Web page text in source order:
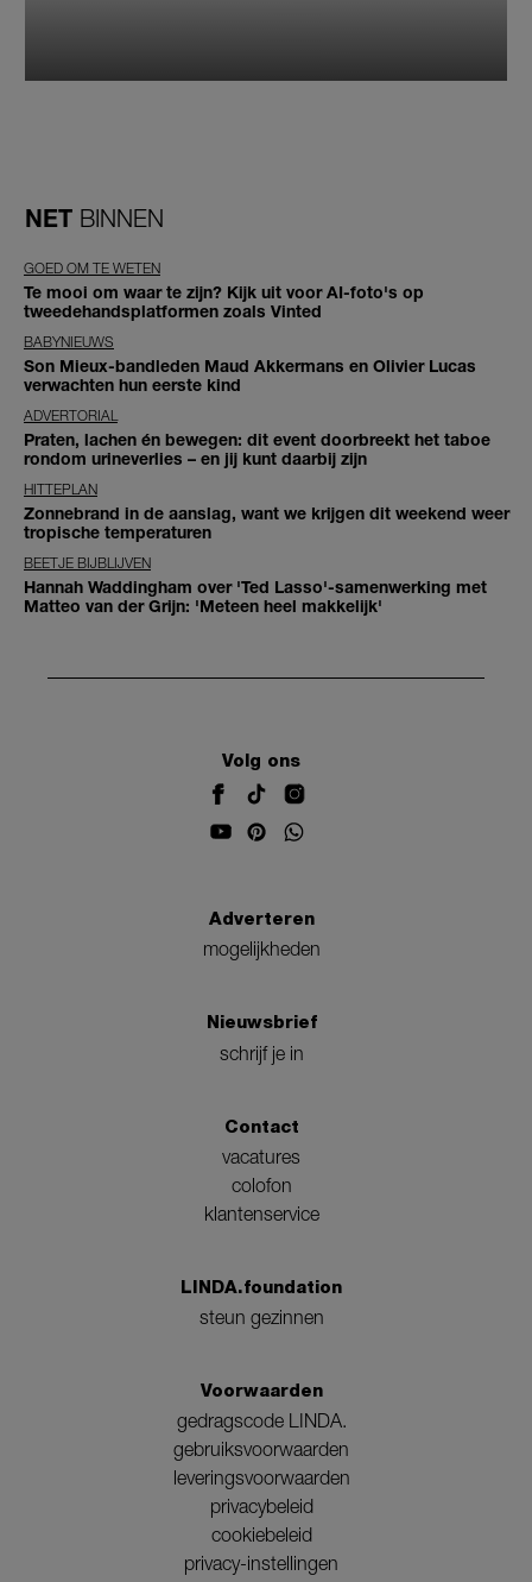
NET BINNEN
GOED OM TE WETEN
Te mooi om waar te zijn? Kijk uit voor AI-foto's op
tweedehandsplatformen zoals Vinted
BABYNIEUWS
Son Mieux-bandleden Maud Akkermans en Olivier Lucas
verwachten hun eerste kind
ADVERTORIAL
Praten, lachen én bewegen: dit event doorbreekt het taboe
rondom urineverlies – en jij kunt daarbij zijn
HITTEPLAN
Zonnebrand in de aanslag, want we krijgen dit weekend weer
tropische temperaturen
BEETJE BIJBLIJVEN
Hannah Waddingham over 'Ted Lasso'-samenwerking met
Matteo van der Grijn: 'Meteen heel makkelijk'
Volg ons
Adverteren
mogelijkheden
Nieuwsbrief
schrijf je in
Contact
vacatures
colofon
klantenservice
LINDA.foundation
steun gezinnen
Voorwaarden
gedragscode LINDA.
gebruiksvoorwaarden
leveringsvoorwaarden
privacybeleid
cookiebeleid
privacy-instellingen